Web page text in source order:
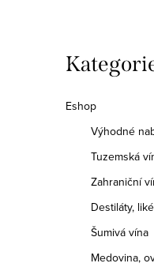
o
s
Přeskočit
kategorie
Eshop
Výhodné
Tuzemská
Zahraniční
Destiláty,
Šumivá vína
Medovina,